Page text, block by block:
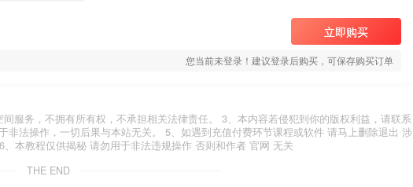
立即购买
您当前未登录！建议登录后购买，可保存购买订单
服务，不拥有所有权，不承担相关法律责任。 3、本内容若侵犯到你的版权利益，请联系
法操作，一切后果与本站无关。 5、如遇到充值付费环节课程或软件 请马上删除退出 涉
本教程仅供揭秘 请勿用于非法违规操作 否则和作者 官网 无关
THE END